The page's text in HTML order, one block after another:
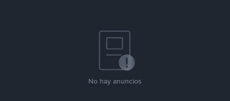
No hay anuncios